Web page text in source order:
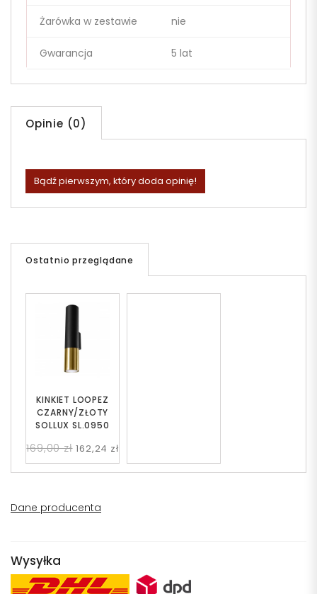
Żarówka w zestawie nie
Gwarancja 5 lat
Opinie (0)
Bądź pierwszym, który doda opinię!
Ostatnio przeglądane
KINKIET LOOPEZ
CZARNY/ZŁOTY
SOLLUX SL.0950
169,00 zł 162,24 zł
Dane producenta
Wysyłka